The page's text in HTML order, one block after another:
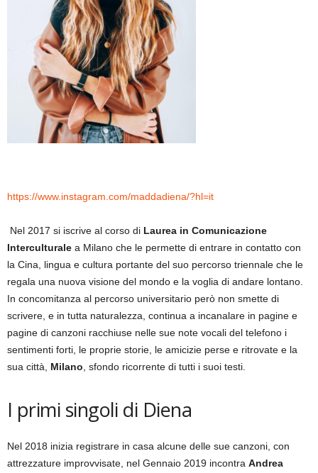
https://www.instagram.com/maddadiena/?hl=it
Nel 2017 si iscrive al corso di Laurea in Comunicazione
Interculturale a Milano che le permette di entrare in contatto con
la Cina, lingua e cultura portante del suo percorso triennale che le
regala una nuova visione del mondo e la voglia di andare lontano.
In concomitanza al percorso universitario però non smette di
scrivere, e in tutta naturalezza, continua a incanalare in pagine e
pagine di canzoni racchiuse nelle sue note vocali del telefono i
sentimenti forti, le proprie storie, le amicizie perse e ritrovate e la
sua città, Milano , sfondo ricorrente di tutti i suoi testi.
I primi singoli di Diena
Nel 2018 inizia registrare in casa alcune delle sue canzoni, con
attrezzature improvvisate, nel Gennaio 2019 incontra Andrea